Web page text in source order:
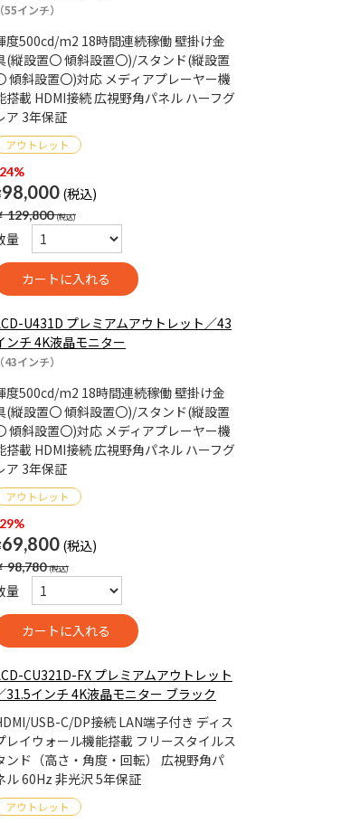
（55インチ）
度500cd/m2 18時間連続稼働 壁掛け金
(縦設置〇 傾斜設置〇)/スタンド(縦設置
傾斜設置〇)対応 メディアプレーヤー機
搭載 HDMI接続 広視野角パネル ハーフグ
ア 3年保証
98,000
129,800
量
U431D プレミアムアウトレット／43
ンチ 4K液晶モニター
（43インチ）
度500cd/m2 18時間連続稼働 壁掛け金
(縦設置〇 傾斜設置〇)/スタンド(縦設置
傾斜設置〇)対応 メディアプレーヤー機
搭載 HDMI接続 広視野角パネル ハーフグ
ア 3年保証
69,800
98,780
量
CU321D-FX プレミアムアウトレット
31.5インチ 4K液晶モニター ブラック
USB-C/DP接続 LAN端子付き ディス
レイウォール機能搭載 フリースタイルス
ンド（高さ・角度・回転） 広視野角パ
ル 60Hz 非光沢 5年保証